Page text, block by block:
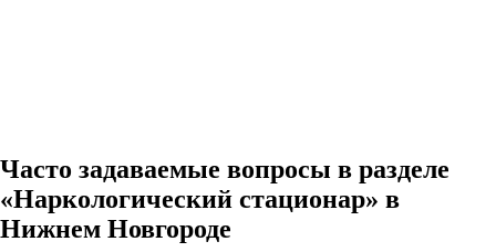
Часто задаваемые вопросы в разделе
«Наркологический стационар» в
Нижнем Новгороде